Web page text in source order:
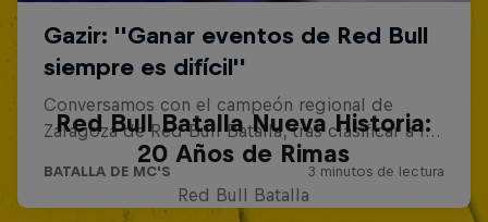
Red Bull Batalla Nueva Historia:
20 Años de Rimas
Red Bull Batalla